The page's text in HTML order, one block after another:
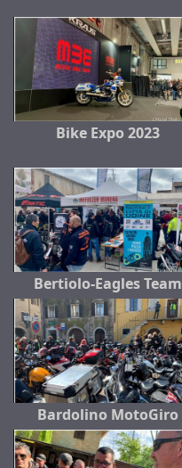
Bike Expo 2023
Bertiolo-Eagles Team
Bardolino MotoGiro